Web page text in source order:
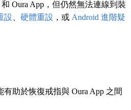
Oura App，但仍然無法連線到裝
設 硬體重設 ，或 Android 進階疑
助於恢復戒指與 Oura App 之間